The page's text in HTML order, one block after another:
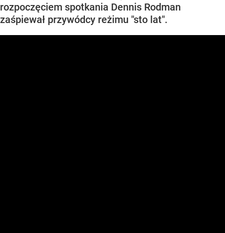
rozpoczęciem spotkania Dennis Rodman
zaśpiewał przywódcy reżimu "sto lat".